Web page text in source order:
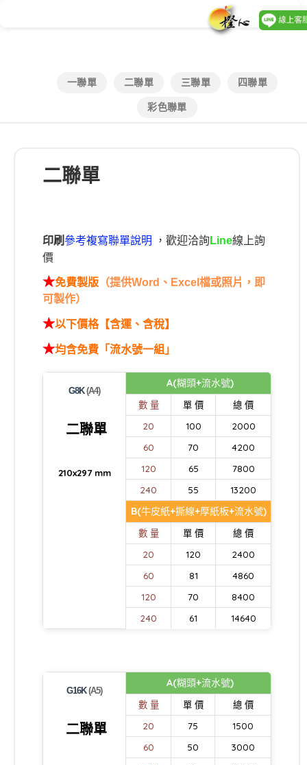
一聯單 二聯單 三聯單
四聯單
彩色聯單
二聯單
印刷參考複寫聯單說明 ，歡迎洽詢 Line線上詢
價
★免費製版 （提供Word、Excel檔或照片，即
可製作）
★以下價格【含運、含稅】
★均含免費「流水號一組」
G8K(A4)
二聯單
210x297 mm
A(糊頭+流水號)
數 量 單 價
總 價
20
100
2000
60
70
4200
120
65
7800
240
55 13200
B(牛皮紙+撕線+厚紙板+流水號)
數 量 單 價
總 價
20
120
2400
60
81
4860
120
70
8400
240
61 14640
G16K(A5)
二聯單
A(糊頭+流水號)
數 量 單 價
總 價
20
75
1500
60
50
3000